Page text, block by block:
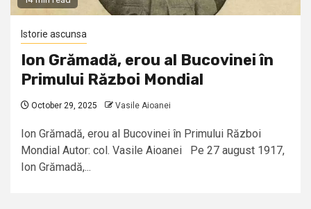
Istorie ascunsa
Ion Grămadă, erou al Bucovinei în
Primului Război Mondial
October 29, 2025 Vasile Aioanei
Ion Grămadă, erou al Bucovinei în Primului Război
Mondial Autor: col. Vasile Aioanei Pe 27 august 1917,
Ion Grămadă,...